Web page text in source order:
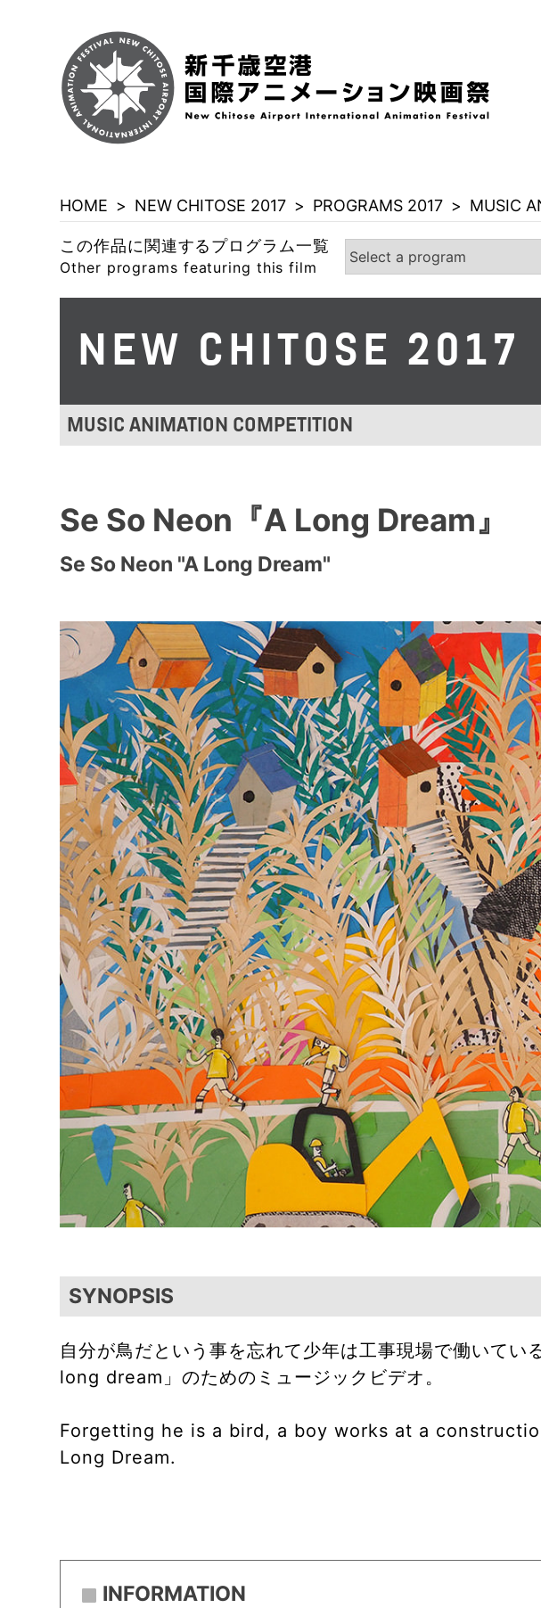
HOME > NEW CHITOSE 2017 > PROGRAMS 2017 > MUSIC
この作品に関連するプログラム一覧
Other programs featuring this film
NEW CHITOSE 2017
MUSIC ANIMATION COMPETITION
Se So Neon『A Long Dream』
Se So Neon "A Long Dream"
SYNOPSIS
自分が鳥だという事を忘れて少年は工事現場で働いて
long dream」のためのミュージックビデオ。
Forgetting he is a bird, a boy works at a
Long Dream.
INFORMATION